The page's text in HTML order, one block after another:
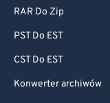
RAR Do Zip
PST Do EST
CST Do EST
Konwerter archiwów